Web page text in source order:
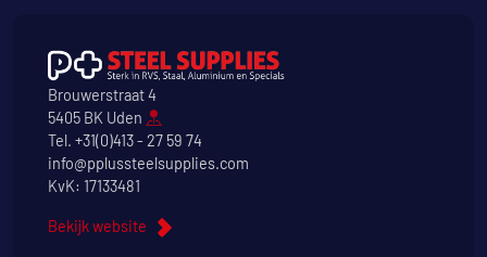
Brouwerstraat 4
5405 BK Uden
Tel. +31(0)413 - 27 59 74
info@pplussteelsupplies.com
KvK: 17133481
Bekijk website